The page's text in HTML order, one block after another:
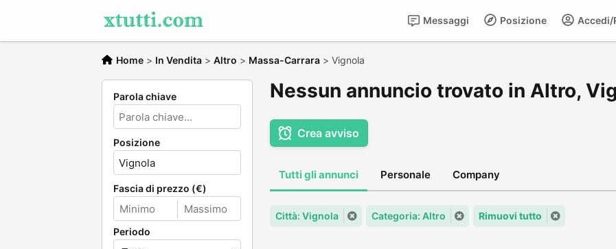
Accedi/
Posizione
Messaggi
Home > In Vendita > Altro > Massa-Carrara > Vignola
Parola chiave
Posizione
Fascia di prezzo (€)
Periodo
Nessun annuncio trovato in Altro,
Crea avviso
Tutti gli annunci Personale Company
Città: Vignola Categoria: Altro Rimuovi tutto